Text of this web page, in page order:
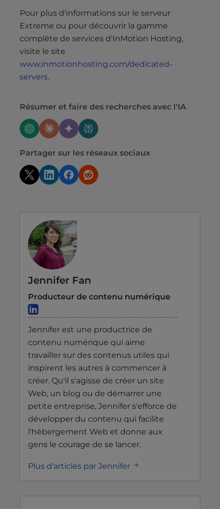
Pour plus d'informations sur le serveur
Extreme ou pour découvrir la gamme
complète de services d'InMotion Hosting,
visite le site
www.inmotionhosting.com/dedicated-
servers.
Résumer et faire des recherches avec l'IA
Partager sur les réseaux sociaux
Jennifer Fan
Producteur de contenu numérique
Jennifer est une productrice de
contenu numérique qui aime
travailler sur des contenus utiles qui
inspirent les autres à commencer à
créer. Qu'il s'agisse de créer un site
Web, un blog ou de démarrer une
petite entreprise, Jennifer s'efforce de
développer du contenu qui facilite
l'hébergement Web et donne aux
gens le courage de se lancer.
Plus d'articles par Jennifer